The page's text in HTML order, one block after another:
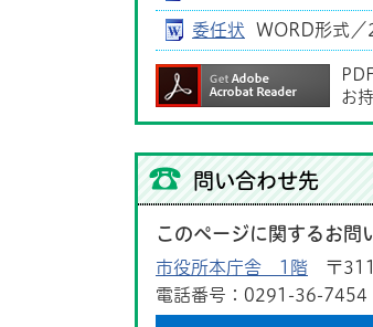
委任状 WORD形式／
お
問い合わせ先
このページに関するお問
市役所本庁舎 1階 〒
電話番号：0291-36-